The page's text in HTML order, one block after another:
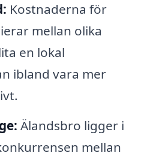
Kostnaderna för
mellan olika
en lokal
ibland vara mer
Älandsbro ligger i
mellan